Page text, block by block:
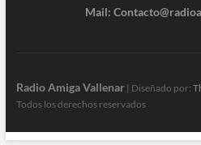
Mail:
Radio Amiga Vallenar| Diseñado por:
Todos los derechos reservados